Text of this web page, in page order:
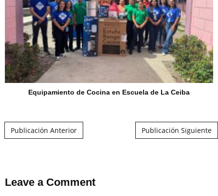
Equipamiento de Cocina en Escuela de La Ceiba
Publicación Anterior Publicación Siguiente
Leave a Comment